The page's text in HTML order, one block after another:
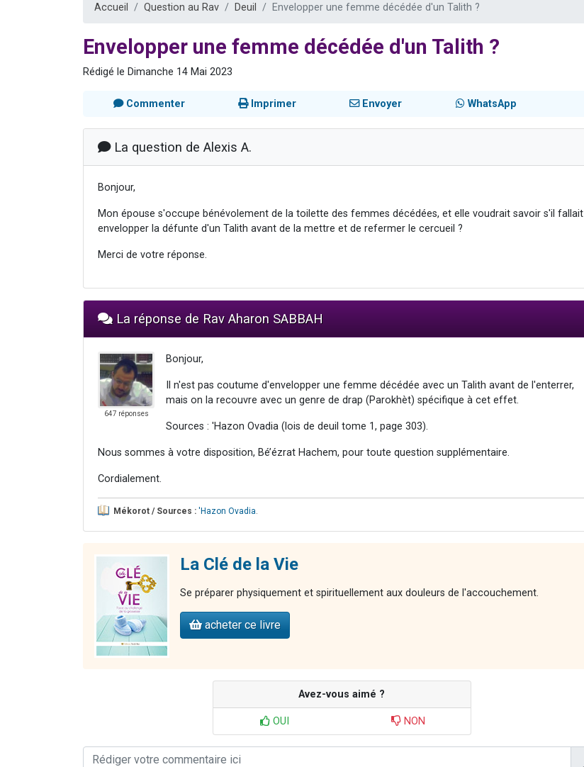
Accueil Question au Rav Deuil Envelopper une femme décédée d'un Talith ?
Envelopper une femme décédée d'un Talith ?
Rédigé le Dimanche 14 Mai 2023
Commenter Imprimer Envoyer WhatsApp
La question de Alexis A.
Bonjour,
Mon épouse s'occupe bénévolement de la toilette des femmes décédées, et elle voudrait savoir s'il fallait
envelopper la défunte d'un Talith avant de la mettre et de refermer le cercueil ?
Merci de votre réponse.
La réponse de Rav Aharon SABBAH
647 réponses
Bonjour,
Il n'est pas coutume d'envelopper une femme décédée avec un Talith avant de l'enterrer,
mais on la recouvre avec un genre de drap (Parokhèt) spécifique à cet effet.
Sources : 'Hazon Ovadia (lois de deuil tome 1, page 303).
Nous sommes à votre disposition, Bé’ézrat Hachem, pour toute question supplémentaire.
Cordialement.
Mékorot / Sources : 'Hazon Ovadia
La Clé de la Vie
Se préparer physiquement et spirituellement aux douleurs de l'accouchement.
acheter ce livre
Avez-vous aimé ?
OUI NON